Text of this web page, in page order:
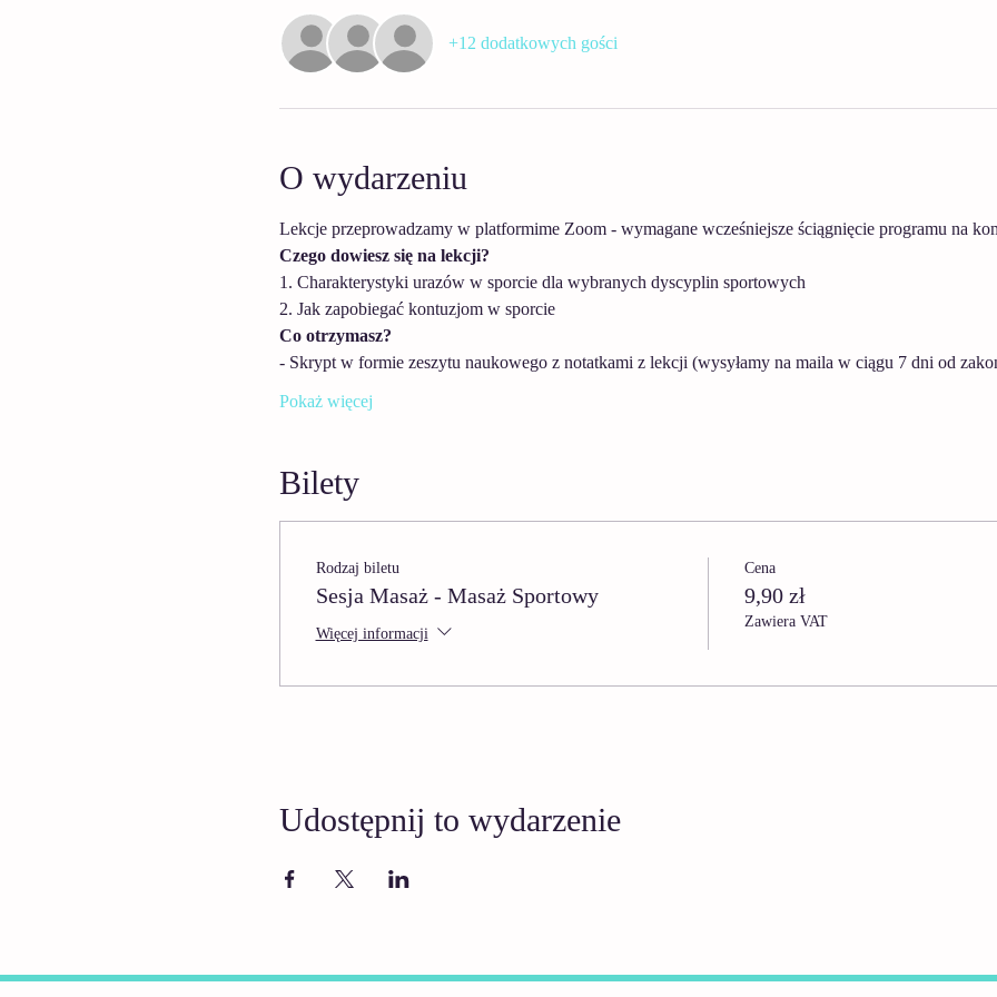
+12 dodatkowych gości
O wydarzeniu
Lekcje przeprowadzamy w platformime Zoom - wymagane wcześniejsze ściągnięcie programu na
Czego dowiesz się na lekcji?
1. Charakterystyki urazów w sporcie dla wybranych dyscyplin sportowych
2. Jak zapobiegać kontuzjom w sporcie
Co otrzymasz?
- Skrypt w formie zeszytu naukowego z notatkami z lekcji (wysyłamy na maila w ciągu 7 dni od
Pokaż więcej
Bilety
Rodzaj biletu
Sesja Masaż - Masaż Sportowy
Więcej informacji
Cena
9,90 zł
Zawiera VAT
Udostępnij to wydarzenie